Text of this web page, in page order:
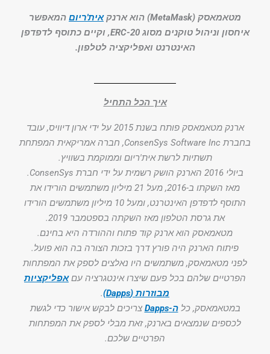
מטאמאסק (MetaMask) הוא ארנק אית'ריום המאפשר
איחסון וניהול טוקנים מסוג ERC-20, וקיים כתוסף לדפדפן
האינטרנט ואפליקציה לטלפון.
איך הכל התחיל
ארנק מטאמאסק פותח בשנת 2015 על ידי ארון דיוויס, עובד
בחברת ConsenSys Software Inc, חברה אמריקאית המפתחת
תשתיות לרשת אית'ריום וממוקמת בשוויץ.
ביולי 2016 הארנק הושק רשמית על ידי חברת ConsenSys.
מאז השקתו ב-2016, מעל 21 מיליון משתמשים הורידו את
התוסף לדפדפן האינטרנט, ומעל 10 מיליון משתמשים הורידו
את גרסת הטלפון מאז השקתה בספטמבר 2019.
מטאמאסק הוא ארנק קוד פתוח וההורדה היא בחינם.
פיתוח הארנק היה פורץ דרך בזכות הצורה בה הוא פועל.
לפני מטאמאסק, משתמשים היו נאלצים לספק את המפתחות
הפרטיים שלהם בכל פעם שיצרו אינטגרציה עםאפליקציות
מבוזרות (Dapps)
.
במטאמאסק, כלה-Dapps
צריכים לבקש אישור כדי לגשת
לכספים שנמצאים בארנק, זאת מבלי לספק את המפתחות
הפרטיים שלכם.